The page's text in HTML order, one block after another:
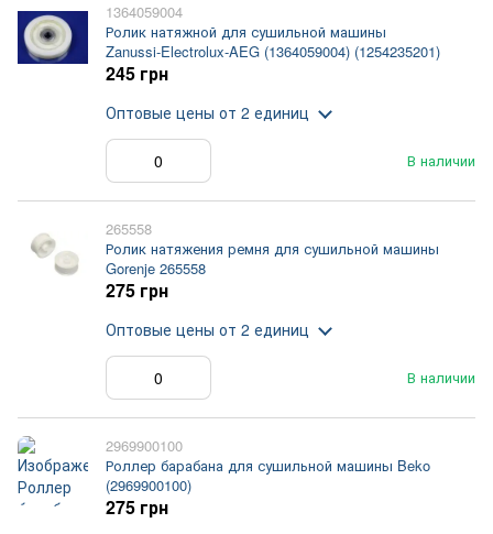
1364059004
Ролик натяжной для сушильной машины
Zanussi-Electrolux-AEG (1364059004) (1254235201)
В наличии
245 грн
Оптовые цены от 2 единиц
265558
Ролик натяжения ремня для сушильной машины
Gorenje 265558
В наличии
275 грн
Оптовые цены от 2 единиц
2969900100
Роллер барабана для сушильной машины Beko
(2969900100)
275 грн